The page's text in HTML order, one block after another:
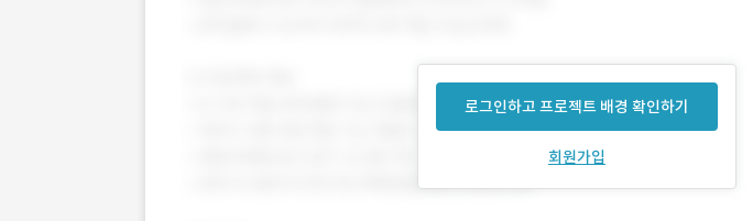
로그인하고 프로젝트 배경 확인하기
회원가입